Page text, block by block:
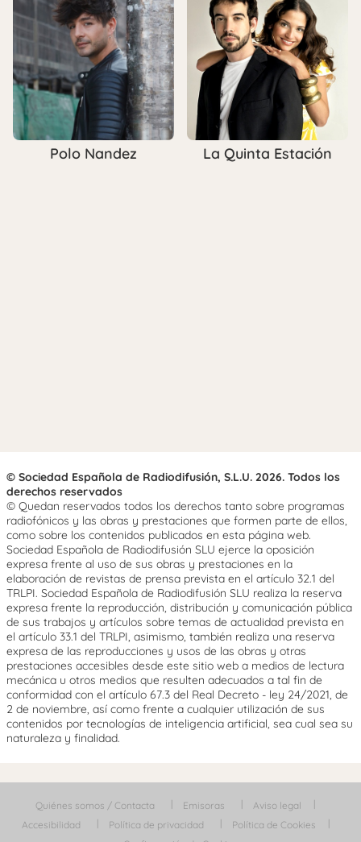
Polo Nandez La Quinta Estación
© Sociedad Española de Radiodifusión, S.L.U. 2026. Todos los
derechos reservados
© Quedan reservados todos los derechos tanto sobre programas
radiofónicos y las obras y prestaciones que formen parte de ellos,
como sobre los contenidos publicados en esta página web.
Sociedad Española de Radiodifusión SLU ejerce la oposición
expresa frente al uso de sus obras y prestaciones en la
elaboración de revistas de prensa prevista en el artículo 32.1 del
TRLPI. Sociedad Española de Radiodifusión SLU realiza la reserva
expresa frente la reproducción, distribución y comunicación pública
de sus trabajos y artículos sobre temas de actualidad prevista en
el artículo 33.1 del TRLPI, asimismo, también realiza una reserva
expresa de las reproducciones y usos de las obras y otras
prestaciones accesibles desde este sitio web a medios de lectura
mecánica u otros medios que resulten adecuados a tal fin de
conformidad con el artículo 67.3 del Real Decreto - ley 24/2021, de
2 de noviembre, así como frente a cualquier utilización de sus
contenidos por tecnologías de inteligencia artificial, sea cual sea su
naturaleza y finalidad.
Quiénes somos / Contacta Emisoras
Aviso legal
Accesibilidad
Política de privacidad
Política de Cookies